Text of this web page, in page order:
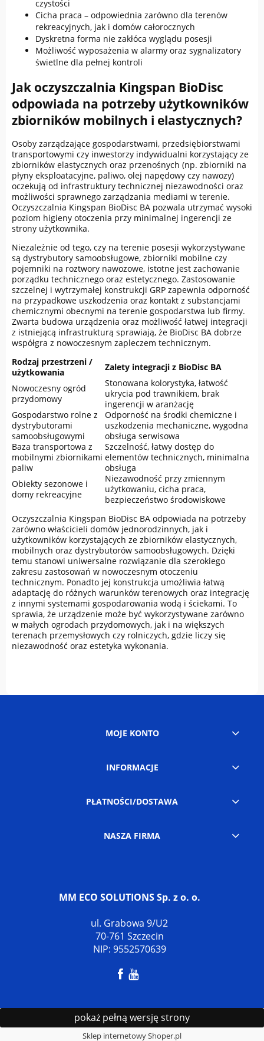
czystości
Cicha praca – odpowiednia zarówno dla terenów
rekreacyjnych, jak i domów całorocznych
Dyskretna forma nie zakłóca wyglądu posesji
Możliwość wyposażenia w alarmy oraz sygnalizatory
świetlne dla pełnej kontroli
Jak oczyszczalnia Kingspan BioDisc
odpowiada na potrzeby użytkowników
zbiorników mobilnych i elastycznych?
Osoby zarządzające gospodarstwami, przedsiębiorstwami
transportowymi czy inwestorzy indywidualni korzystający ze
zbiorników elastycznych oraz przenośnych (np. zbiorniki na
płyny eksploatacyjne, paliwo, olej napędowy czy nawozy)
oczekują od infrastruktury technicznej niezawodności oraz
możliwości sprawnego zarządzania mediami w terenie.
Oczyszczalnia Kingspan BioDisc BA pozwala utrzymać wysoki
poziom higieny otoczenia przy minimalnej ingerencji ze
strony użytkownika.
Niezależnie od tego, czy na terenie posesji wykorzystywane
są dystrybutory samoobsługowe, zbiorniki mobilne czy
pojemniki na roztwory nawozowe, istotne jest zachowanie
porządku technicznego oraz estetycznego. Zastosowanie
szczelnej i wytrzymałej konstrukcji GRP zapewnia odporność
na przypadkowe uszkodzenia oraz kontakt z substancjami
chemicznymi obecnymi na terenie gospodarstwa lub firmy.
Zwarta budowa urządzenia oraz możliwość łatwej integracji
z istniejącą infrastrukturą sprawiają, że BioDisc BA dobrze
współgra z nowoczesnym zapleczem technicznym.
Rodzaj przestrzeni /
użytkowania
Zalety integracji z BioDisc BA
Nowoczesny ogród
przydomowy
Stonowana kolorystyka, łatwość
ukrycia pod trawnikiem, brak
ingerencji w aranżację
Gospodarstwo rolne z
dystrybutorami
samoobsługowymi
Odporność na środki chemiczne i
uszkodzenia mechaniczne, wygodna
obsługa serwisowa
Baza transportowa z
mobilnymi zbiornikami
paliw
Szczelność, łatwy dostęp do
elementów technicznych, minimalna
obsługa
Obiekty sezonowe i
domy rekreacyjne
Niezawodność przy zmiennym
użytkowaniu, cicha praca,
bezpieczeństwo środowiskowe
Oczyszczalnia Kingspan BioDisc BA odpowiada na potrzeby
zarówno właścicieli domów jednorodzinnych, jak i
użytkowników korzystających ze zbiorników elastycznych,
mobilnych oraz dystrybutorów samoobsługowych. Dzięki
temu stanowi uniwersalne rozwiązanie dla szerokiego
zakresu zastosowań w nowoczesnym otoczeniu
technicznym. Ponadto jej konstrukcja umożliwia łatwą
adaptację do różnych warunków terenowych oraz integrację
z innymi systemami gospodarowania wodą i ściekami. To
sprawia, że urządzenie może być wykorzystywane zarówno
w małych ogrodach przydomowych, jak i na większych
terenach przemysłowych czy rolniczych, gdzie liczy się
niezawodność oraz estetyka wykonania.
MOJE KONTO
INFORMACJE
PŁATNOŚCI/DOSTAWA
NASZA FIRMA
MM ECO SOLUTIONS Sp. z o. o.
ul. Grabowa 9/U2
70-761 Szczecin
NIP: 9552570639
pokaż pełną wersję strony
Sklep internetowy Shoper.pl